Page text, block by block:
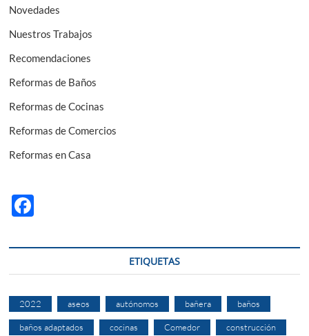
Novedades
Nuestros Trabajos
Recomendaciones
Reformas de Baños
Reformas de Cocinas
Reformas de Comercios
Reformas en Casa
e
b
o
o
ETIQUETAS
2022 aseos autónomos bañera baños
baños adaptados cocinas Comedor construcción